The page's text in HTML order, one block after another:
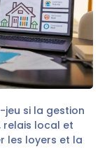
jeu si la gestion
relais local et
les loyers et la